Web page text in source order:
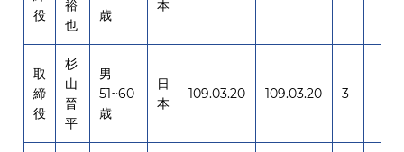
役
裕
也
歳
本
取
締
役
杉
山
晉
平
男
51~60
歳
日
本
109.03.20 109.03.20 3 -